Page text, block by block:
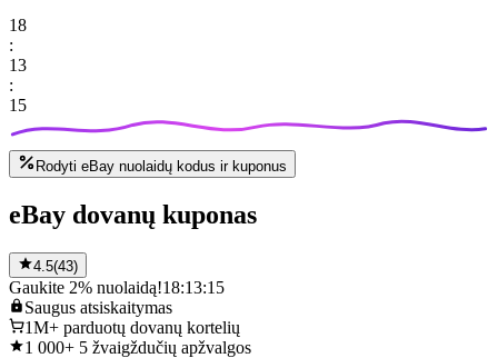
18
:
13
:
15
Rodyti eBay nuolaidų kodus ir kuponus
eBay dovanų kuponas
4.5(43)
Gaukite 2% nuolaidą!18:13:15
Saugus atsiskaitymas
1M+ parduotų dovanų kortelių
1 000+ 5 žvaigždučių apžvalgos